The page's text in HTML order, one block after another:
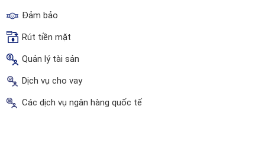
Đảm bảo
Rút tiền mặt
Quản lý tài sản
Dịch vụ cho vay
Các dịch vụ ngân hàng quốc tế